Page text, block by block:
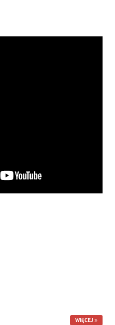
WIĘCEJ